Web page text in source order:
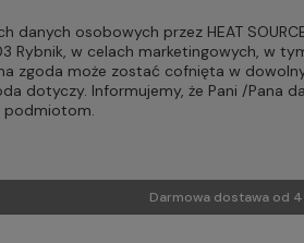
danych osobowych przez HEAT
Rybnik, w celach marketingowych, w
zgoda może zostać cofnięta w
dotyczy. Informujemy, że Pani /Pana
podmiotom.
Darmowa dostawa od